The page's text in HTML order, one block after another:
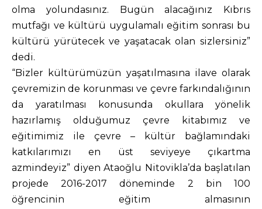
olma yolundasınız. Bugün alacağınız Kıbrıs
mutfağı ve kültürü uygulamalı eğitim sonrası bu
kültürü yürütecek ve yaşatacak olan sizlersiniz”
dedi.
“Bizler kültürümüzün yaşatılmasına ilave olarak
çevremizin de korunması ve çevre farkındalığının
da yaratılması konusunda okullara yönelik
hazırlamış olduğumuz çevre kitabımız ve
eğitimimiz ile çevre – kültür bağlamındaki
katkılarımızı en üst seviyeye çıkartma
azmindeyiz” diyen Ataoğlu Nitovikla’da başlatılan
projede 2016-2017 döneminde 2 bin 100
öğrencinin eğitim almasının